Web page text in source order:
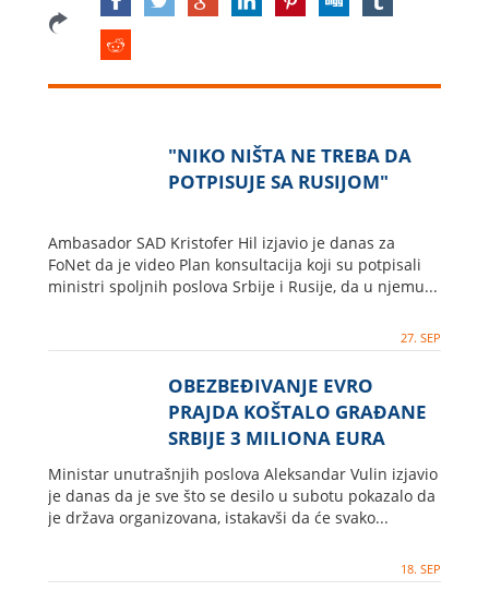
"NIKO NIŠTA NE TREBA DA
POTPISUJE SA RUSIJOM"
Ambasador SAD Kristofer Hil izjavio je danas za
FoNet da je video Plan konsultacija koji su potpisali
ministri spoljnih poslova Srbije i Rusije, da u njemu...
27. SEP
OBEZBEĐIVANJE EVRO
PRAJDA KOŠTALO GRAĐANE
SRBIJE 3 MILIONA EURA
Ministar unutrašnjih poslova Aleksandar Vulin izjavio
je danas da je sve što se desilo u subotu pokazalo da
je država organizovana, istakavši da će svako...
18. SEP